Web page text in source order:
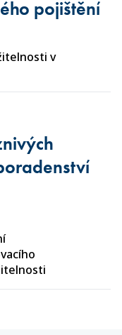
pojištění
v